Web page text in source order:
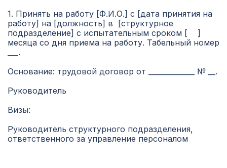
1. Принять на работу [Ф.И.О.] с [дата принятия на
работу] на [должность] в [структурное
подразделение] с испытательным сроком [ ]
месяца со дня приема на работу. Табельный номер
___.
Основание: трудовой договор от _____________ № __.
Руководитель
Визы:
Руководитель структурного подразделения,
ответственного за управление персоналом